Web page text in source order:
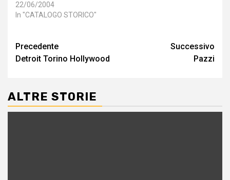
22/06/2004
In "CATALOGO STORICO"
Navigazione
articolo
Precedente
Detroit Torino Hollywood
Successivo
Pazzi
ALTRE STORIE